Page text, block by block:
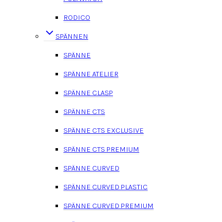
RODICO
SPÄNNEN
SPÄNNE
SPÄNNE ATELIER
SPÄNNE CLASP
SPÄNNE CTS
SPÄNNE CTS EXCLUSIVE
SPÄNNE CTS PREMIUM
SPÄNNE CURVED
SPÄNNE CURVED PLASTIC
SPÄNNE CURVED PREMIUM